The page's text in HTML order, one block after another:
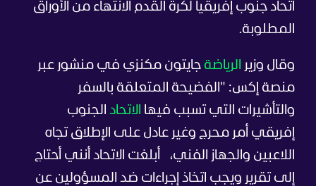
اتحاد جنوب إفريقيا لكرة القدم الانتهاء من الأوراق
المطلوبة.
وقال وزير الرياضة جايتون مكنزي في منشور عبر
منصة إكس: "الفضيحة المتعلقة بالسفر
والتأشيرات التي تسبب فيها الاتحاد الجنوب
إفريقي أمر محرج وغير عادل على الإطلاق تجاه
اللاعبين والجهاز الفني،
أبلغت الاتحاد أنني أحتاج
إلى تقرير ويجب اتخاذ إجراءات ضد المسؤولين عن